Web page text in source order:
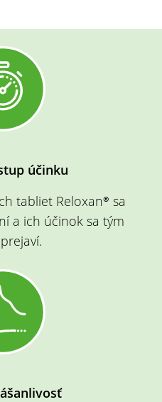
účinku
tabliet Reloxan® sa
a ich účinok sa tým